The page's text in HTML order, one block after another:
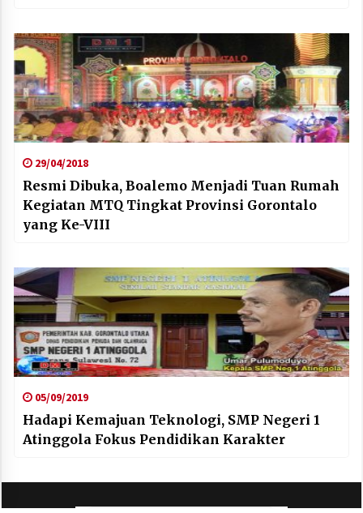
29/04/2018
Resmi Dibuka, Boalemo Menjadi Tuan Rumah
Kegiatan MTQ Tingkat Provinsi Gorontalo
yang Ke-VIII
05/09/2019
Hadapi Kemajuan Teknologi, SMP Negeri 1
Atinggola Fokus Pendidikan Karakter